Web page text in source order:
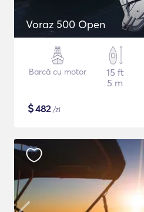
Voraz 500 Open
Barcă cu motor
15 ft
5 m
$482/zi